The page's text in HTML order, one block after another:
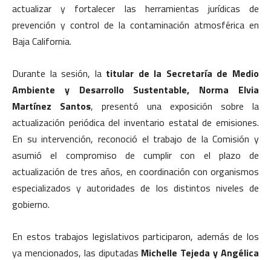
actualizar y fortalecer las herramientas jurídicas de
prevención y control de la contaminación atmosférica en
Baja California.
Durante la sesión, la titular de la Secretaría de Medio
Ambiente y Desarrollo Sustentable, Norma Elvia
Martínez Santos, presentó una exposición sobre la
actualización periódica del inventario estatal de emisiones.
En su intervención, reconoció el trabajo de la Comisión y
asumió el compromiso de cumplir con el plazo de
actualización de tres años, en coordinación con organismos
especializados y autoridades de los distintos niveles de
gobierno.
En estos trabajos legislativos participaron, además de los
ya mencionados, las diputadas Michelle Tejeda y Angélica